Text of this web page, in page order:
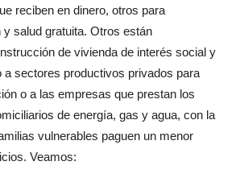
reciben en dinero, otros para
salud gratuita. Otros están
de vivienda de interés social y
a sectores productivos privados para
o a las empresas que prestan los
de energía, gas y agua, con la
vulnerables paguen un menor
Veamos: